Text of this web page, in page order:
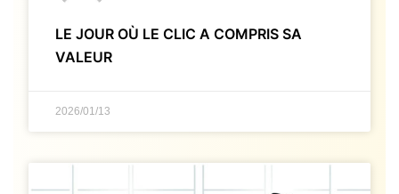
LE JOUR OÙ LE CLIC A COMPRIS SA
VALEUR
2026/01/13